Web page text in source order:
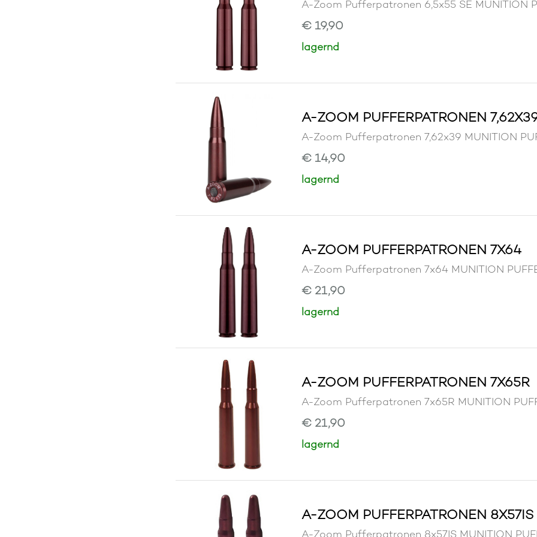
A-Zoom Pufferpatronen 6,5x55 SE MUNITION
€ 19,90
lagernd
A-ZOOM PUFFERPATRONEN
A-Zoom Pufferpatronen 7,62x39 MUNITION
€ 14,90
lagernd
A-ZOOM PUFFERPATRONEN 7X64
A-Zoom Pufferpatronen 7x64 MUNITION
€ 21,90
lagernd
A-ZOOM PUFFERPATRONEN 7X65R
A-Zoom Pufferpatronen 7x65R MUNITION
€ 21,90
lagernd
A-ZOOM PUFFERPATRONEN 8X57IS
A-Zoom Pufferpatronen 8x57IS MUNITION